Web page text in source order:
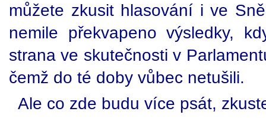
můžete zkusit hlasování i ve
nemile překvapeno výsledky,
strana ve skutečnosti v
čemž do té doby vůbec netušili.
Ale co zde budu více psát,